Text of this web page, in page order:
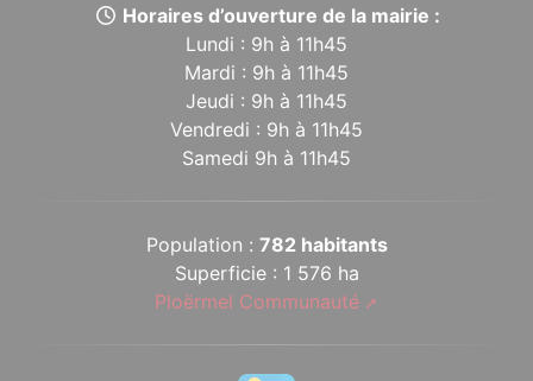
Horaires d’ouverture de la mairie :
Lundi : 9h à 11h45
Mardi : 9h à 11h45
Jeudi : 9h à 11h45
Vendredi : 9h à 11h45
Samedi 9h à 11h45
Population : 782 habitants
Superficie : 1 576 ha
Ploërmel Communauté